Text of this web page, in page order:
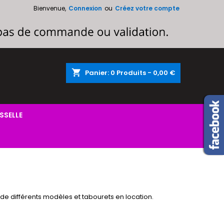
Bienvenue, Connexion ou Créez votre compte
shopping_cart Panier: 0 Produits - 0,00 €
différents modèles et tabourets en location.